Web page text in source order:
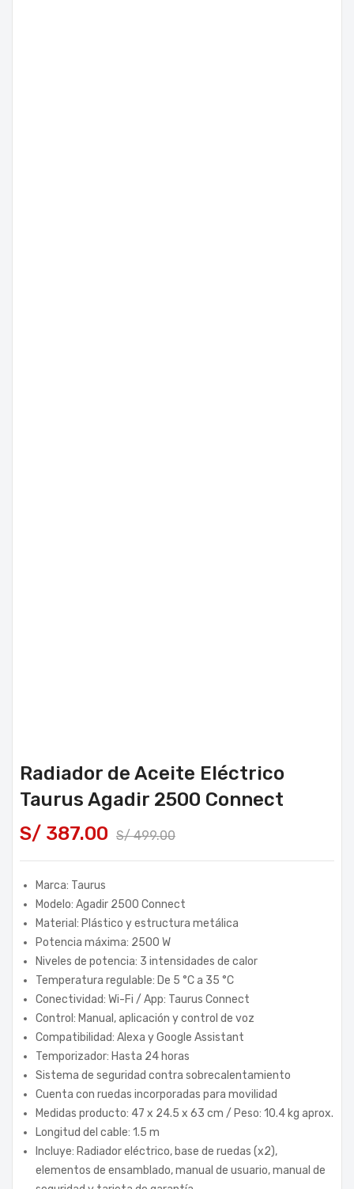
Radiador de Aceite Eléctrico
Taurus Agadir 2500 Connect
S/499.00
S/ 387.00
Marca: Taurus
Modelo: Agadir 2500 Connect
Material: Plástico y estructura metálica
Potencia máxima: 2500 W
Niveles de potencia: 3 intensidades de calor
Temperatura regulable: De 5 °C a 35 °C
Conectividad: Wi-Fi / App: Taurus Connect
Control: Manual, aplicación y control de voz
Compatibilidad: Alexa y Google Assistant
Temporizador: Hasta 24 horas
Sistema de seguridad contra sobrecalentamiento
Cuenta con ruedas incorporadas para movilidad
Medidas producto: 47 x 24.5 x 63 cm / Peso: 10.4 kg aprox.
Longitud del cable: 1.5 m
Incluye: Radiador eléctrico, base de ruedas (x2),
elementos de ensamblado, manual de usuario, manual de